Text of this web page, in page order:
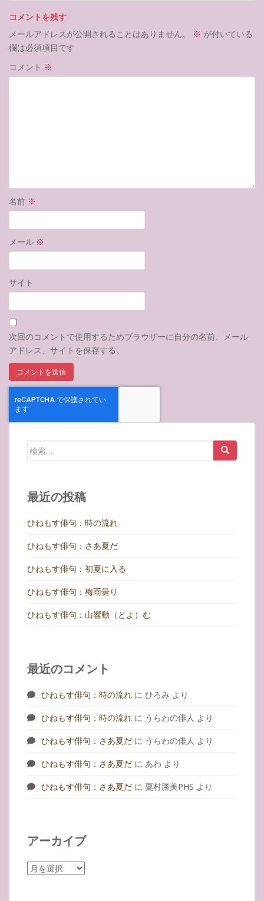
コメントを残す
メールアドレスが公開されることはありません。
※ が付いている
欄は必須項目です
コメント ※
名前 ※
メール ※
サイト
次回のコメントで使用するためブラウザーに自分の名前、メール
アドレス、サイトを保存する。
検
最近の投稿
ひねもす俳句：時の流れ
ひねもす俳句：さあ夏だ
ひねもす俳句：初夏に入る
ひねもす俳句：梅雨曇り
ひねもす俳句：山響動（とよ）む
最近のコメント
ひねもす俳句：時の流れ に ひろみ より
ひねもす俳句：時の流れ に うらわの俳人 より
ひねもす俳句：さあ夏だ に うらわの俳人 より
ひねもす俳句：さあ夏だ に あわ より
ひねもす俳句：さあ夏だ に 粟村勝美PHS より
アーカイブ
ア